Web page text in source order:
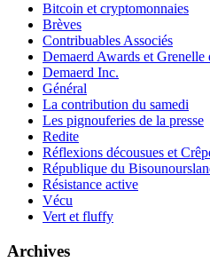
Bitcoin et cryptomonnaies
Brèves
Contribuables Associés
Demaerd Awards et Grenelle
Demaerd Inc.
Général
La contribution du samedi
Les pignouferies de la presse
Redite
Réflexions décousues et
République du
Résistance active
Vécu
Vert et fluffy
Archives